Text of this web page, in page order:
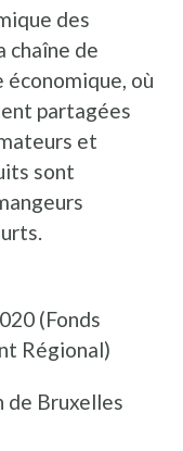
des
chaîne de
économique, où
partagées
et
sont
(Fonds
Régional)
de Bruxelles